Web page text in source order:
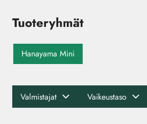
Tuoteryhmät
Hanayama Mini
Valmistajat Vaikeustaso